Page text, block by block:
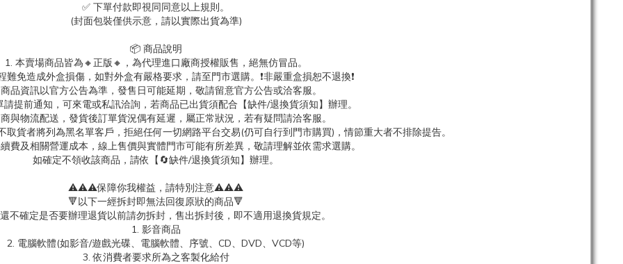
✅ 下單付款即視同同意以上規則。
(封面包裝僅供示意，請以實際出貨為準)
📦 商品說明
1. 本賣場商品皆為🔸正版🔸，為代理進口廠商授權販售，絕無仿冒品。
難免造成外盒損傷，如對外盒有嚴格要求，請至門市選購。❗非嚴重盒損恕不退換❗
品資訊以官方公告為準，發售日可能延期，敬請留意官方公告或洽客服。
請提前通知，可來電或私訊洽詢，若商品已出貨須配合【缺件/退換貨須知】辦理。
與物流配送，發貨後訂單貨況偶有延遲，屬正常狀況，若有疑問請洽客服。
取貨者將列為黑名單客戶，拒絕任何一切網路平台交易(仍可自行到門市購買)，情節重大者不排除提告。
費及相關營運成本，線上售價與實體門市可能有所差異，敬請理解並依需求選購。
如確定不領收該商品，請依【🔄缺件/退換貨須知】辦理。
⚠️⚠️⚠️保障你我權益，請特別注意⚠️⚠️⚠️
🔻以下一經拆封即無法回復原狀的商品🔻
不確定是否要辦理退貨以前請勿拆封，售出拆封後，即不適用退換貨規定。
1. 影音商品
2. 電腦軟體(如影音/遊戲光碟、電腦軟體、序號、CD、DVD、VCD等)
3. 依消費者要求所為之客製化給付